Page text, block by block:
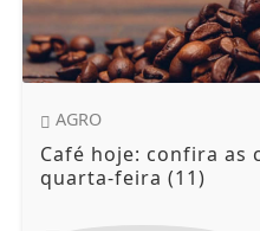
AGRO
Café hoje: confira as
quarta-feira (11)